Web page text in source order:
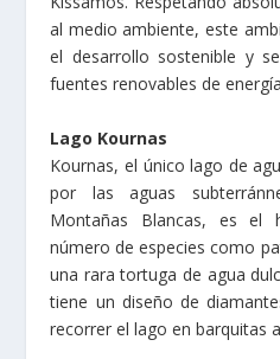
al medio ambiente, este
el desarrollo sostenible y
fuentes renovables de
Lago Kournas
Kournas, el único lago de
por las aguas
Montañas Blancas, es el
número de especies como
una rara tortuga de agua
tiene un diseño de
recorrer el lago en barquitas